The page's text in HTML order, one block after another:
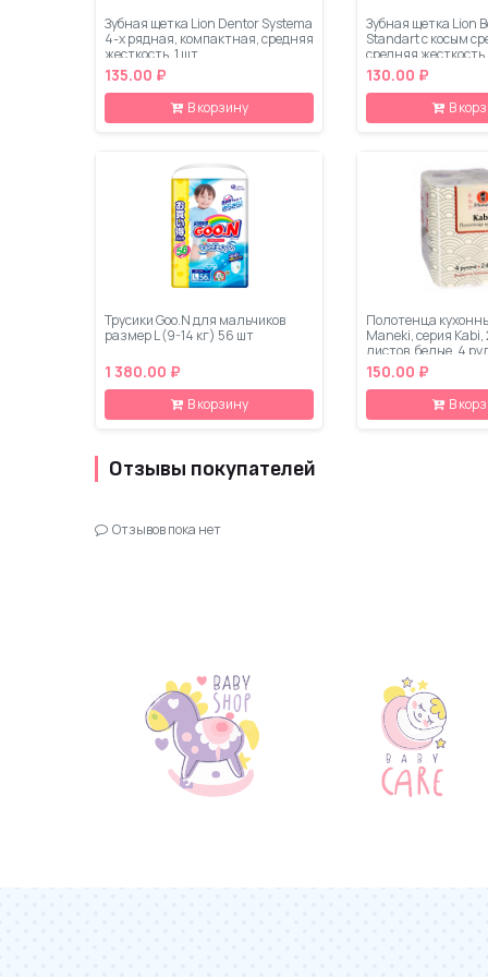
Зубная щетка Lion Dentor Systema
4-х рядная, компактная, средняя
жесткость, 1 шт
135.00 ₽
В корзину
Зубная щетка Lion
Standart с косым
средняя
130.00 ₽
В
Трусики Goo.N для мальчиков
размер L (9-14 кг) 56 шт
1 380.00 ₽
В корзину
Полотенца
Maneki, серия Kabi,
листов, белые, 4
упаковке
150.00 ₽
В
Отзывы покупателей
Отзывов пока нет